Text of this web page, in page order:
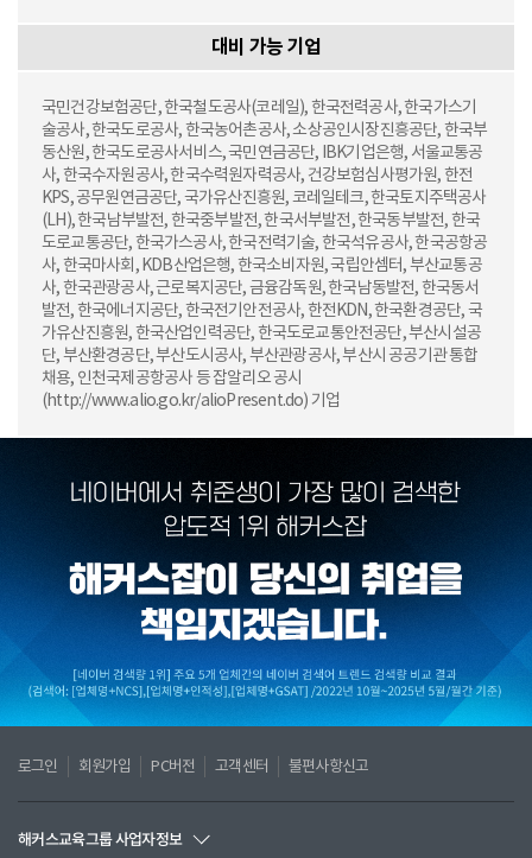
대비 가능 기업
국민건강보험공단, 한국철도공사(코레일), 한국전력공사, 한국가스기
술공사, 한국도로공사, 한국농어촌공사, 소상공인시장진흥공단, 한국부
동산원, 한국도로공사서비스, 국민연금공단, IBK기업은행, 서울교통공
사, 한국수자원공사, 한국수력원자력공사, 건강보험심사평가원, 한전
KPS, 공무원연금공단, 국가유산진흥원, 코레일테크, 한국토지주택공사
(LH), 한국남부발전, 한국중부발전, 한국서부발전, 한국동부발전, 한국
도로교통공단, 한국가스공사, 한국전력기술, 한국석유공사, 한국공항공
사, 한국마사회, KDB산업은행, 한국소비자원, 국립안셈터, 부산교통공
사, 한국관광공사, 근로복지공단, 금융감독원, 한국남동발전, 한국동서
발전, 한국에너지공단, 한국전기안전공사, 한전KDN, 한국환경공단, 국
가유산진흥원, 한국산업인력공단, 한국도로교통안전공단, 부산시설공
단, 부산환경공단, 부산도시공사, 부산관광공사, 부산시 공공기관 통합
채용, 인천국제공항공사 등 잡알리오 공시
(http://www.alio.go.kr/alioPresent.do) 기업
로그인 회원가입 PC버전 고객센터 불편사항신고
해커스교육그룹 사업자정보